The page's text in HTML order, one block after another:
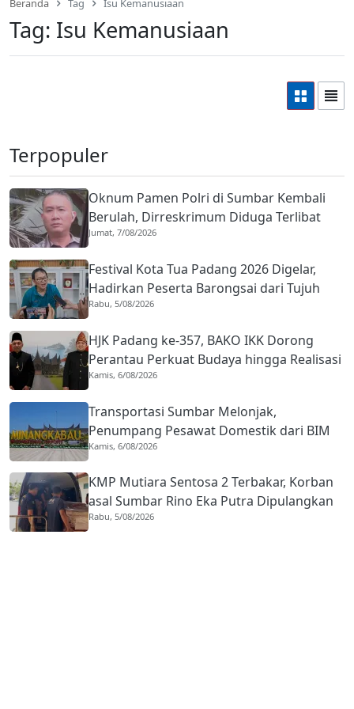
Beranda Tag Isu Kemanusiaan
Tag: Isu Kemanusiaan
Terpopuler
Oknum Pamen Polri di Sumbar Kembali
Berulah, Dirreskrimum Diduga Terlibat
Kekerasan dengan Seorang Sopir
Jumat, 7/08/2026
Festival Kota Tua Padang 2026 Digelar,
Hadirkan Peserta Barongsai dari Tujuh
Negara
Rabu, 5/08/2026
HJK Padang ke-357, BAKO IKK Dorong
Perantau Perkuat Budaya hingga Realisasi
Kota Gastronomi
Kamis, 6/08/2026
Transportasi Sumbar Melonjak,
Penumpang Pesawat Domestik dari BIM
Naik Hampir 33 Persen
Kamis, 6/08/2026
KMP Mutiara Sentosa 2 Terbakar, Korban
asal Sumbar Rino Eka Putra Dipulangkan
ke Agam
Rabu, 5/08/2026